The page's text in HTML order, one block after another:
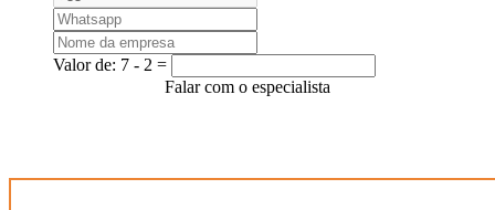
Valor de: 7 - 2 =
Falar com o especialista